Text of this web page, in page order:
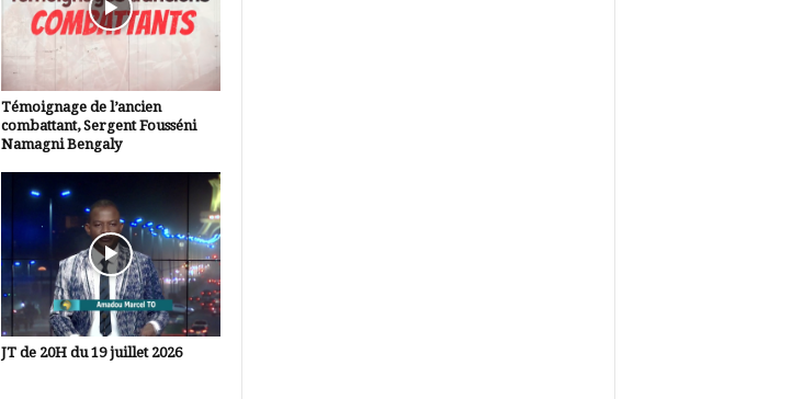
Témoignage de l’ancien
combattant, Sergent Fousséni
Namagni Bengaly
JT de 20H du 19 juillet 2026